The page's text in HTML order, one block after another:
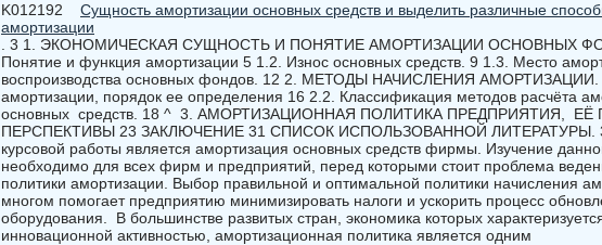
K012192 Сущность амортизации основных средств и выделить различные
амортизации
. 3 1. ЭКОНОМИЧЕСКАЯ СУЩНОСТЬ И ПОНЯТИЕ АМОРТИЗАЦИИ ОСНОВНЫХ
Понятие и функция амортизации 5 1.2. Износ основных средств. 9 1.3. Место
воспроизводства основных фондов. 12 2. МЕТОДЫ НАЧИСЛЕНИЯ АМОРТИЗАЦИИ.
амортизации, порядок ее определения 16 2.2. Классификация методов расчёта
основных средств. 18 ^ 3. АМОРТИЗАЦИОННАЯ ПОЛИТИКА ПРЕДПРИЯТИЯ,
ПЕРСПЕКТИВЫ 23 ЗАКЛЮЧЕНИЕ 31 СПИСОК ИСПОЛЬЗОВАННОЙ ЛИТЕРАТУРЫ.
курсовой работы является амортизация основных средств фирмы. Изучение
необходимо для всех фирм и предприятий, перед которыми стоит проблема
политики амортизации. Выбор правильной и оптимальной политики начисления
многом помогает предприятию минимизировать налоги и ускорить процесс
оборудования. В большинстве развитых стран, экономика которых
инновационной активностью, амортизационная политика является одним